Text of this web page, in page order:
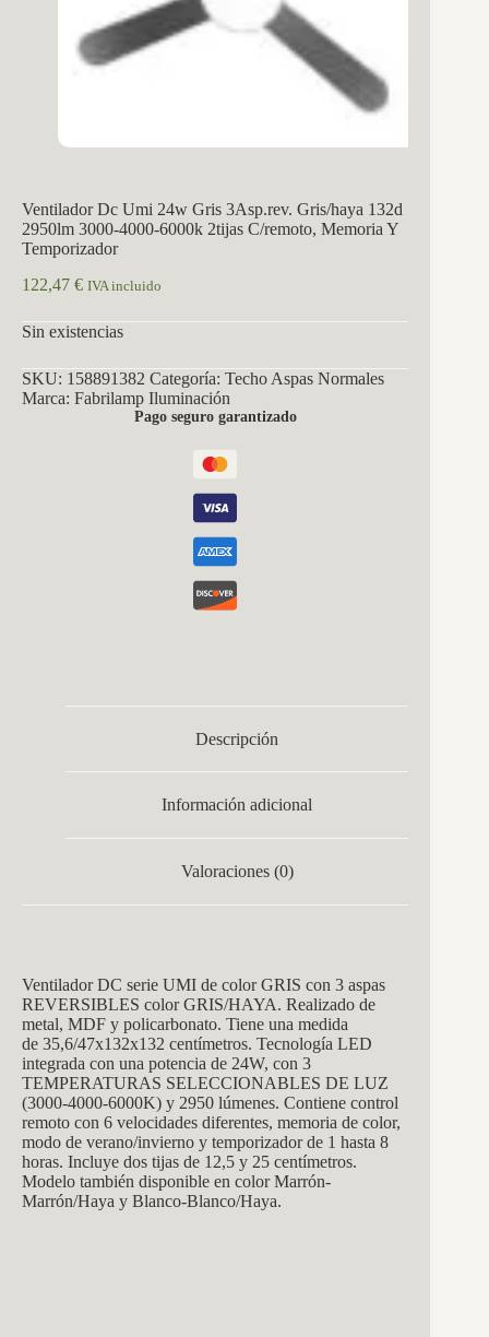
Ventilador Dc Umi 24w Gris 3Asp.rev. Gris/haya 132d
2950lm 3000-4000-6000k 2tijas C/remoto, Memoria Y
Temporizador
122,47 € IVA incluido
Sin existencias
SKU: 158891382 Categoría: Techo Aspas Normales
Marca: Fabrilamp Iluminación
Pago seguro garantizado
Descripción
Información adicional
Valoraciones (0)
Ventilador DC serie UMI de color GRIS con 3 aspas
REVERSIBLES color GRIS/HAYA. Realizado de
metal, MDF y policarbonato. Tiene una medida
de 35,6/47x132x132 centímetros. Tecnología LED
integrada con una potencia de 24W, con 3
TEMPERATURAS SELECCIONABLES DE LUZ
(3000-4000-6000K) y 2950 lúmenes. Contiene control
remoto con 6 velocidades diferentes, memoria de color,
modo de verano/invierno y temporizador de 1 hasta 8
horas. Incluye dos tijas de 12,5 y 25 centímetros.
Modelo también disponible en color Marrón-
Marrón/Haya y Blanco-Blanco/Haya.